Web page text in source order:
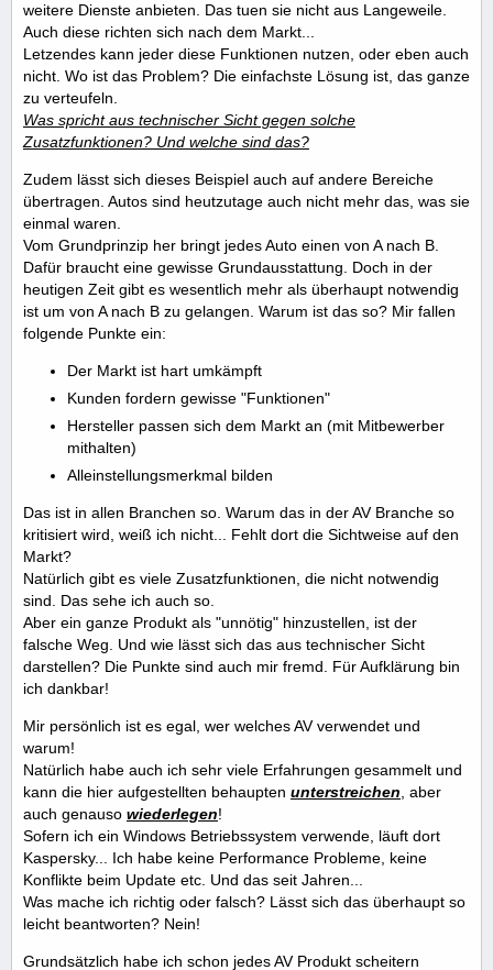
weitere Dienste anbieten. Das tuen sie nicht aus Langeweile.
Auch diese richten sich nach dem Markt...
Letzendes kann jeder diese Funktionen nutzen, oder eben auch
nicht. Wo ist das Problem? Die einfachste Lösung ist, das ganze
zu verteufeln.
Was spricht aus technischer Sicht gegen solche
Zusatzfunktionen? Und welche sind das?
Zudem lässt sich dieses Beispiel auch auf andere Bereiche
übertragen. Autos sind heutzutage auch nicht mehr das, was sie
einmal waren.
Vom Grundprinzip her bringt jedes Auto einen von A nach B.
Dafür braucht eine gewisse Grundausstattung. Doch in der
heutigen Zeit gibt es wesentlich mehr als überhaupt notwendig
ist um von A nach B zu gelangen. Warum ist das so? Mir fallen
folgende Punkte ein:
Der Markt ist hart umkämpft
Kunden fordern gewisse "Funktionen"
Hersteller passen sich dem Markt an (mit Mitbewerber
mithalten)
Alleinstellungsmerkmal bilden
Das ist in allen Branchen so. Warum das in der AV Branche so
kritisiert wird, weiß ich nicht... Fehlt dort die Sichtweise auf den
Markt?
Natürlich gibt es viele Zusatzfunktionen, die nicht notwendig
sind. Das sehe ich auch so.
Aber ein ganze Produkt als "unnötig" hinzustellen, ist der
falsche Weg. Und wie lässt sich das aus technischer Sicht
darstellen? Die Punkte sind auch mir fremd. Für Aufklärung bin
ich dankbar!
Mir persönlich ist es egal, wer welches AV verwendet und
warum!
Natürlich habe auch ich sehr viele Erfahrungen gesammelt und
kann die hier aufgestellten behaupten unterstreichen , aber
auch genauso wiederlegen!
Sofern ich ein Windows Betriebssystem verwende, läuft dort
Kaspersky... Ich habe keine Performance Probleme, keine
Konflikte beim Update etc. Und das seit Jahren...
Was mache ich richtig oder falsch? Lässt sich das überhaupt so
leicht beantworten? Nein!
Grundsätzlich habe ich schon jedes AV Produkt scheitern